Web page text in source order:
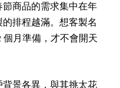
商品的需求集中在年
排程越滿。想客製名
個月準備，才不會開天
景各異，與其挑太花